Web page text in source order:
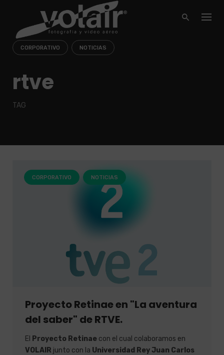
content
CORPORATIVO NOTICIAS
rtve
TAG
CORPORATIVO NOTICIAS
Proyecto Retinae en "La aventura
del saber" de RTVE.
El Proyecto Retinae con el cual colaboramos en
VOLAIR junto con la Universidad Rey Juan Carlos